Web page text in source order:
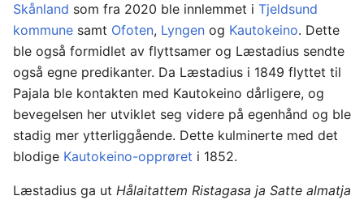
Skånland som fra 2020 ble innlemmet i Tjeldsund
kommune samt Ofoten, Lyngen og Kautokeino. Dette
ble også formidlet av flyttsamer og Læstadius sendte
også egne predikanter. Da Læstadius i 1849 flyttet til
Pajala ble kontakten med Kautokeino dårligere, og
bevegelsen her utviklet seg videre på egenhånd og ble
stadig mer ytterliggående. Dette kulminerte med det
blodige Kautokeino-opprøret i 1852.
Læstadius ga ut Hålaitattem Ristagasa ja Satte almatja